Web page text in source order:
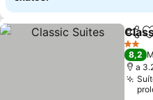
2
8,2
a